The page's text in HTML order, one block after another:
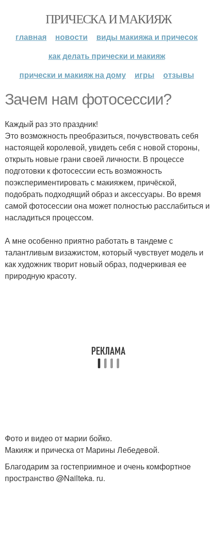
ПРИЧЕСКА И МАКИЯЖ
главная новости
виды макияжа и причесок
как делать прически и макияж
прически и макияж на дому
игры отзывы
Зачем нам фотосессии?
Каждый раз это праздник!
Это возможность преобразиться, почувствовать себя
настоящей королевой, увидеть себя с новой стороны,
открыть новые грани своей личности. В процессе
подготовки к фотосессии есть возможность
поэкспериментировать с макияжем, причёской,
подобрать подходящий образ и аксессуары. Во время
самой фотосессии она может полностью расслабиться и
насладиться процессом.
А мне особенно приятно работать в тандеме с
талантливым визажистом, который чувствует модель и
как художник творит новый образ, подчеркивая ее
природную красоту.
Фото и видео от марии бойко.
Макияж и прическа от Марины Лебедевой.
Благодарим за гостеприимное и очень комфортное
пространство @Nailteka. ru.